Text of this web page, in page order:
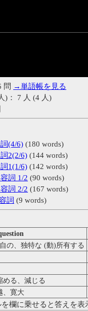
問 →単語帳を見る
)： 7 人 (4 人)
(4/6) (180 words)
2(2/6) (144 words)
1(1/6) (142 words)
詞 1/2 (90 words)
詞 2/2 (167 words)
詞 (9 words)
の、独特な (動)所有する
める、減じる
、寛大
欄に乗せると答えを表